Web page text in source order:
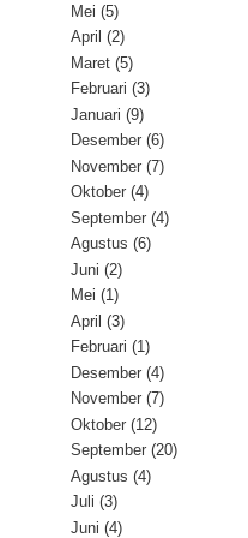
Mei (5)
April (2)
Maret (5)
Februari (3)
Januari (9)
Desember (6)
November (7)
Oktober (4)
September (4)
Agustus (6)
Juni (2)
Mei (1)
April (3)
Februari (1)
Desember (4)
November (7)
Oktober (12)
September (20)
Agustus (4)
Juli (3)
Juni (4)